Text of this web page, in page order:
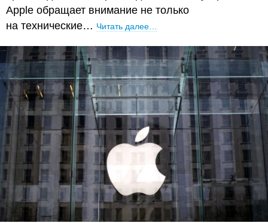
Apple обращает внимание не только
на технические… Читать далее…